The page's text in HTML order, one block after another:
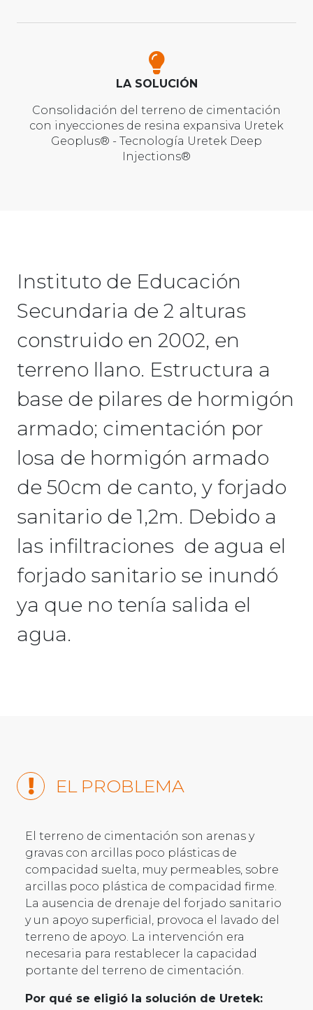
LA SOLUCIÓN
Consolidación del terreno de cimentación
con inyecciones de resina expansiva Uretek
Geoplus® - Tecnología Uretek Deep
Injections®
Instituto de Educación
Secundaria de 2 alturas
construido en 2002, en
terreno llano. Estructura a
base de pilares de hormigón
armado; cimentación por
losa de hormigón armado
de 50cm de canto, y forjado
sanitario de 1,2m. Debido a
las infiltraciones de agua el
forjado sanitario se inundó
ya que no tenía salida el
agua.
EL PROBLEMA
El terreno de cimentación son arenas y
gravas con arcillas poco plásticas de
compacidad suelta, muy permeables, sobre
arcillas poco plástica de compacidad firme.
La ausencia de drenaje del forjado sanitario
y un apoyo superficial, provoca el lavado del
terreno de apoyo. La intervención era
necesaria para restablecer la capacidad
portante del terreno de cimentación.
Por qué se eligió la solución de Uretek: